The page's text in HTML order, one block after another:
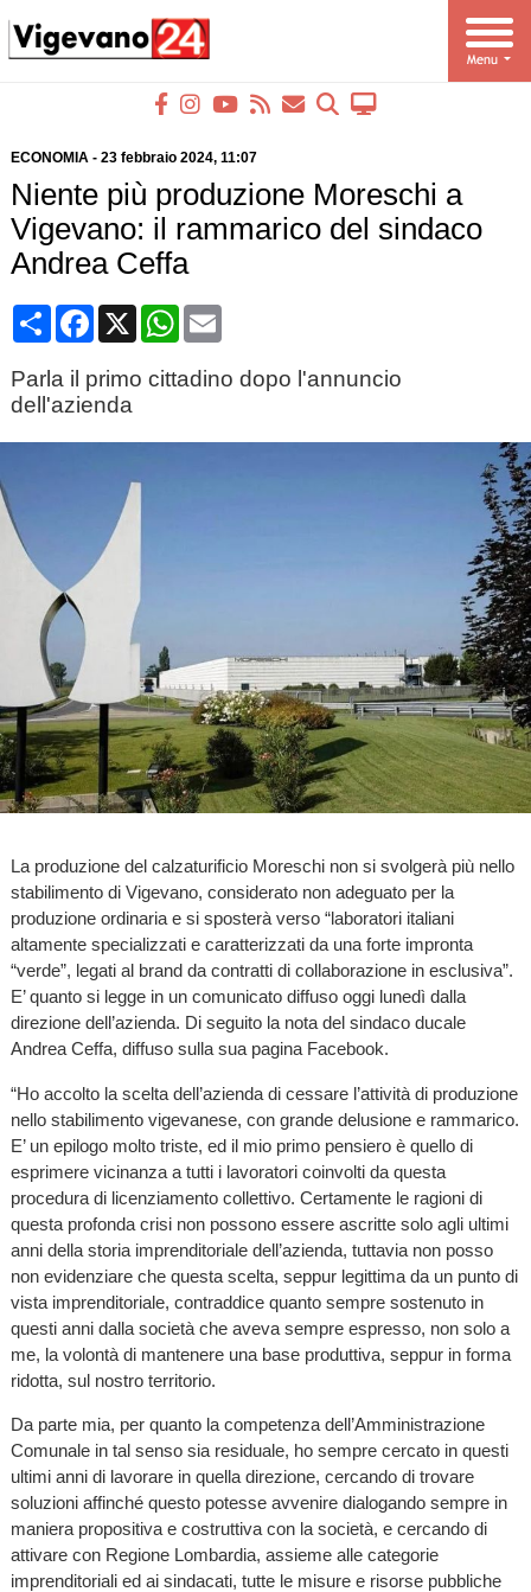
ECONOMIA- 23 febbraio 2024, 11:07
Niente più produzione Moreschi a
Vigevano: il rammarico del sindaco
Andrea Ceffa
CondividiFacebook
X WhatsApp
Email
Parla il primo cittadino dopo l'annuncio
dell'azienda
La produzione del calzaturificio Moreschi non si svolgerà più nello
stabilimento di Vigevano, considerato non adeguato per la
produzione ordinaria e si sposterà verso “laboratori italiani
altamente specializzati e caratterizzati da una forte impronta
“verde”, legati al brand da contratti di collaborazione in esclusiva”.
E’ quanto si legge in un comunicato diffuso oggi lunedì dalla
direzione dell’azienda. Di seguito la nota del sindaco ducale
Andrea Ceffa, diffuso sulla sua pagina Facebook.
“Ho accolto la scelta dell’azienda di cessare l’attività di produzione
nello stabilimento vigevanese, con grande delusione e rammarico.
E’ un epilogo molto triste, ed il mio primo pensiero è quello di
esprimere vicinanza a tutti i lavoratori coinvolti da questa
procedura di licenziamento collettivo. Certamente le ragioni di
questa profonda crisi non possono essere ascritte solo agli ultimi
anni della storia imprenditoriale dell’azienda, tuttavia non posso
non evidenziare che questa scelta, seppur legittima da un punto di
vista imprenditoriale, contraddice quanto sempre sostenuto in
questi anni dalla società che aveva sempre espresso, non solo a
me, la volontà di mantenere una base produttiva, seppur in forma
ridotta, sul nostro territorio.
Da parte mia, per quanto la competenza dell’Amministrazione
Comunale in tal senso sia residuale, ho sempre cercato in questi
ultimi anni di lavorare in quella direzione, cercando di trovare
soluzioni affinché questo potesse avvenire dialogando sempre in
maniera propositiva e costruttiva con la società, e cercando di
attivare con Regione Lombardia, assieme alle categorie
imprenditoriali ed ai sindacati, tutte le misure e risorse pubbliche